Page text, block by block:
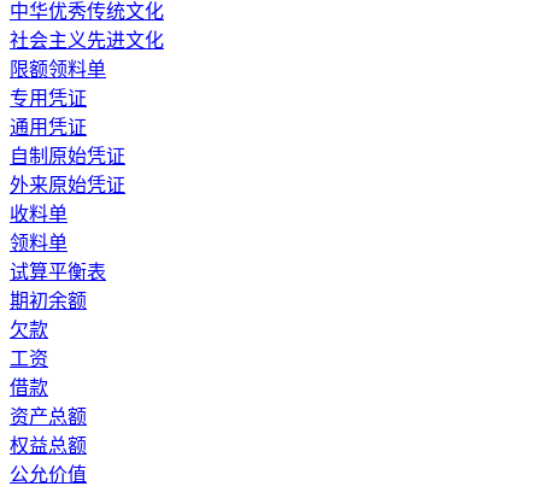
中华优秀传统文化
社会主义先进文化
限额领料单
专用凭证
通用凭证
自制原始凭证
外来原始凭证
收料单
领料单
试算平衡表
期初余额
欠款
工资
借款
资产总额
权益总额
公允价值